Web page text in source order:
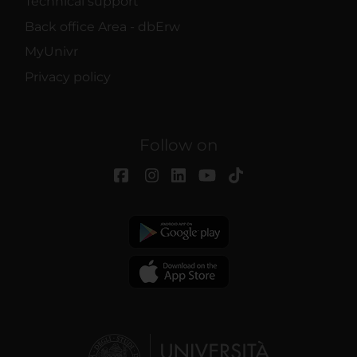
Back office Area - dbErw
MyUnivr
Privacy policy
Follow on